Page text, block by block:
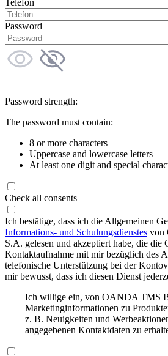
Telefon
Password
Password strength:
The password must contain:
8 or more characters
Uppercase and lowercase letters
At least one digit and special
Check all consents
Ich bestätige, dass ich die Allgemeinen
Informations- und Schulungsdienstes von
S.A. gelesen und akzeptiert habe, die die
Kontaktaufnahme mit mir bezüglich des
telefonische Unterstützung bei der
mir bewusst, dass ich diesen Dienst
Ich willige ein, von OANDA TMS
Marketinginformationen zu
z. B. Neuigkeiten und
angegebenen Kontaktdaten zu